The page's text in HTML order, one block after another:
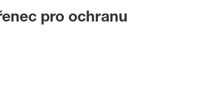
pro ochranu